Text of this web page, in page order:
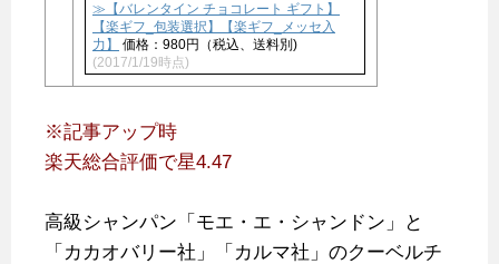
≫【バレンタイン チョコレート ギフト】
【楽ギフ_包装選択】【楽ギフ_メッセ入
力】
価格：980円（税込、送料別)
(2017/1/19時点)
※記事アップ時
楽天総合評価で星4.47
高級シャンパン「モエ・エ・シャンドン」と
「カカオバリー社」「カルマ社」のクーベルチ